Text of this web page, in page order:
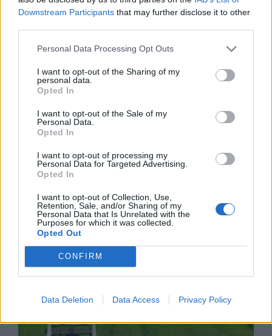
Downstream Participants that may further disclose it to other
Personal Data Processing Opt Outs
I want to opt-out of the Sharing of my
personal data.
Opted In
I want to opt-out of the Sale of my
Personal Data.
Opted In
I want to opt-out of processing my
Personal Data for Targeted Advertising.
Opted In
I want to opt-out of Collection, Use,
Retention, Sale, and/or Sharing of my
Personal Data that Is Unrelated with the
Purposes for which it was collected.
Opted Out
CONFIRM
Data Deletion Data Access Privacy Policy
02.04.2021 / 07:00
Държавен фонд „Земеделие” отпуска 5
млн. лв. за застраховки
28.02.2021 / 13:35